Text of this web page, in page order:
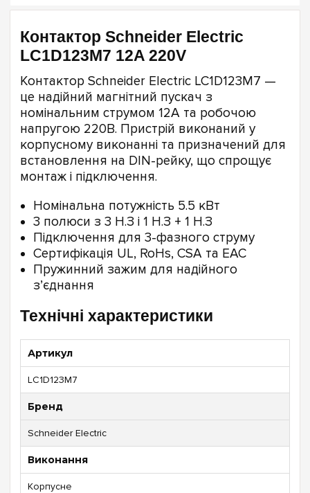
Контактор Schneider Electric
LC1D123M7 12A 220V
Контактор Schneider Electric LC1D123M7 —
це надійний магнітний пускач з
номінальним струмом 12А та робочою
напругою 220В. Пристрій виконаний у
корпусному виконанні та призначений для
встановлення на DIN-рейку, що спрощує
монтаж і підключення.
Номінальна потужність 5.5 кВт
3 полюси з 3 Н.З і 1 Н.З + 1 Н.З
Підключення для 3-фазного струму
Сертифікація UL, RoHs, CSA та EAC
Пружинний зажим для надійного
з’єднання
Технічні характеристики
Артикул
LC1D123M7
Бренд
Schneider Electric
Виконання
Корпусне